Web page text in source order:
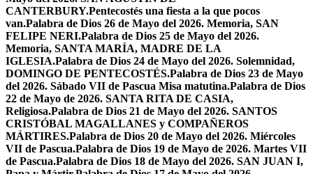
CANTERBURY.Pentecostés una fiesta a la que pocos
van.Palabra de Dios 26 de Mayo del 2026. Memoria, SAN
FELIPE NERI.Palabra de Dios 25 de Mayo del 2026.
Memoria, SANTA MARÍA, MADRE DE LA
IGLESIA.Palabra de Dios 24 de Mayo del 2026. Solemnidad,
DOMINGO DE PENTECOSTÉS.Palabra de Dios 23 de Mayo
del 2026. Sábado VII de Pascua Misa matutina.Palabra de Dios
22 de Mayo de 2026. SANTA RITA DE CASIA,
Religiosa.Palabra de Dios 21 de Mayo del 2026. SANTOS
CRISTÓBAL MAGALLANES y COMPAÑEROS
MÁRTIRES.Palabra de Dios 20 de Mayo del 2026. Miércoles
VII de Pascua.Palabra de Dios 19 de Mayo de 2026. Martes VII
de Pascua.Palabra de Dios 18 de Mayo del 2026. SAN JUAN I,